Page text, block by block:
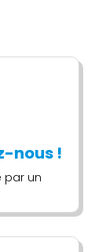
nous !
par un